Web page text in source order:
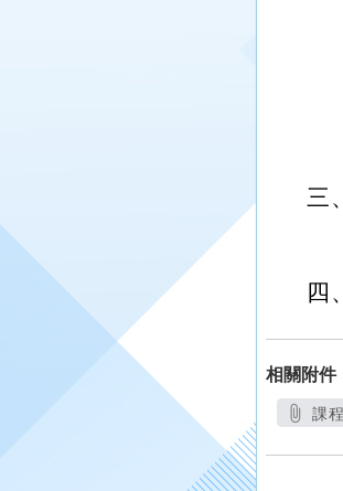
三、
四、
相關附件
課